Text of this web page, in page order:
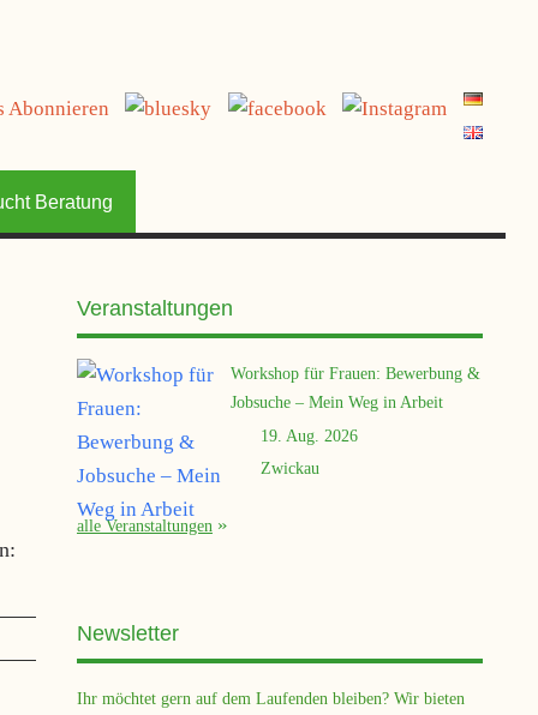
Beratung
Veranstaltungen
Workshop für Frauen: Bewerbung &
Jobsuche – Mein Weg in Arbeit
19. Aug. 2026
Zwickau
alle Veranstaltungen
Newsletter
Ihr möchtet gern auf dem Laufenden bleiben? Wir bieten